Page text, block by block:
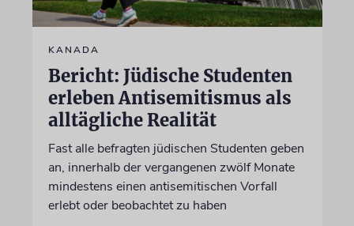
KANADA
Bericht: Jüdische Studenten
erleben Antisemitismus als
alltägliche Realität
Fast alle befragten jüdischen Studenten geben
an, innerhalb der vergangenen zwölf Monate
mindestens einen antisemitischen Vorfall
erlebt oder beobachtet zu haben